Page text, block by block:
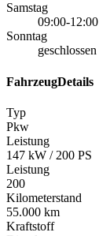
Samstag
09:00-12:00
Sonntag
geschlossen
FahrzeugDetails
Typ
Pkw
Leistung
147 kW / 200 PS
Leistung
200
Kilometerstand
55.000 km
Kraftstoff